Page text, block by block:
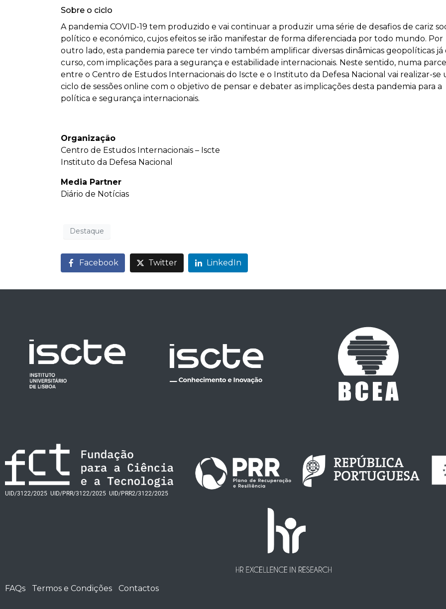
Sobre o ciclo
A pandemia COVID-19 tem produzido e vai continuar a produzir uma série de desafios de cariz
político e económico, cujos efeitos se irão manifestar de forma diferenciada por todo mundo. Por
outro lado, esta pandemia parece ter vindo também amplificar diversas dinâmicas geopolíticas já
curso, com implicações para a segurança e estabilidade internacionais. Neste sentido, numa
entre o Centro de Estudos Internacionais do Iscte e o Instituto da Defesa Nacional vai realizar-se
ciclo de sessões online com o objetivo de pensar e debater as implicações desta pandemia para a
política e segurança internacionais.
Organização
Centro de Estudos Internacionais – Iscte
Instituto da Defesa Nacional
Media Partner
Diário de Notícias
Destaque
Facebook Twitter LinkedIn
UID/3122/2025 UID/PRR/3122/2025 UID/PRR2/3122/2025
FAQs Termos e Condições Contactos